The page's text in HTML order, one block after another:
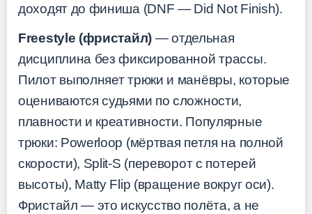
доходят до финиша (DNF — Did Not Finish).
Freestyle (фристайл) — отдельная
дисциплина без фиксированной трассы.
Пилот выполняет трюки и манёвры, которые
оцениваются судьями по сложности,
плавности и креативности. Популярные
трюки: Powerloop (мёртвая петля на полной
скорости), Split-S (переворот с потерей
высоты), Matty Flip (вращение вокруг оси).
Фристайл — это искусство полёта, а не